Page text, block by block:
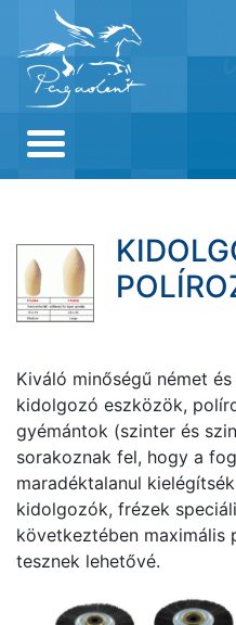
content
Kiváló minőségű német
kidolgozó eszközök,
gyémántok (szinter és
sorakoznak fel, hogy a
maradéktalanul
kidolgozók, frézek
következtében maximális
tesznek lehetővé.